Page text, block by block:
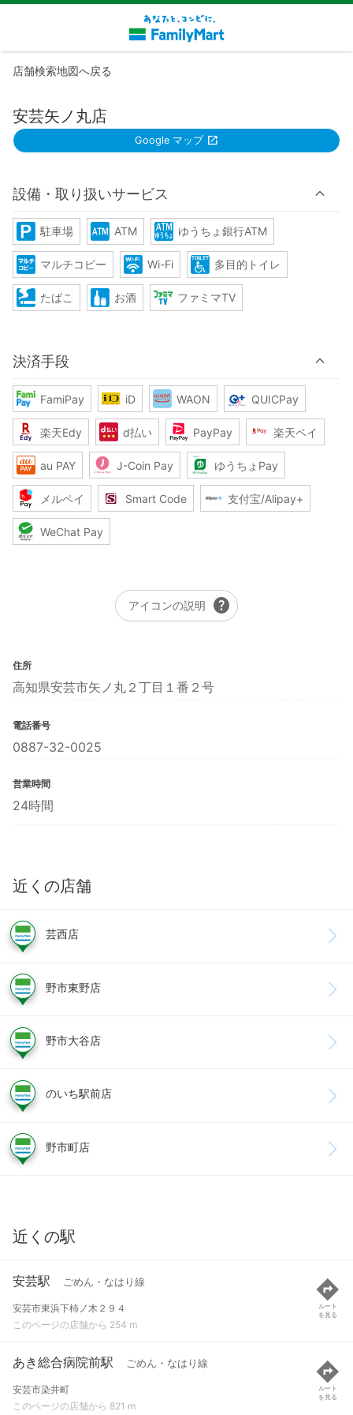
店舗検索地図へ戻る
安芸矢ノ丸店
Google マップ
設備・取り扱いサービス
駐車場 ATM ゆうちょ銀行ATM
マルチコピー Wi-Fi 多目的トイレ
たばこ お酒 ファミマTV
決済手段
FamiPay iD WAON QUICPay
楽天Edy d払い PayPay 楽天ペイ
au PAY J-Coin Pay ゆうちょPay
メルペイ Smart Code 支付宝/Alipay+
WeChat Pay
アイコンの説明 help
住所
高知県安芸市矢ノ丸２丁目１番２号
電話番号
0887-32-0025
営業時間
24時間
近くの店舗
芸西店
野市東野店
野市大谷店
のいち駅前店
野市町店
近くの駅
安芸駅 ごめん・なはり線
安芸市東浜下柿ノ木２９４
このページの店舗から 254 m
ルート
を見る
あき総合病院前駅 ごめん・なはり線
安芸市染井町
このページの店舗から 821 m
ルート
を見る